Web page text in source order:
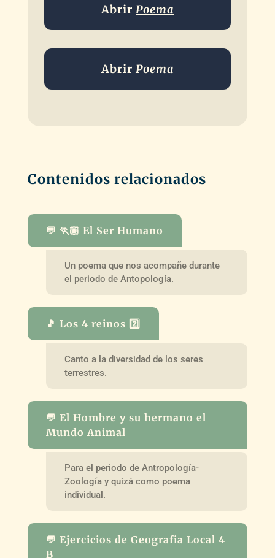
Abrir Poema
Abrir Poema
Contenidos relacionados
💬 🏃🏽 El Ser Humano
Un poema que nos acompañe durante
el periodo de Antopología.
🎵 Los 4 reinos 2️⃣
Canto a la diversidad de los seres
terrestres.
💬 El Hombre y su hermano el
Mundo Animal
Para el periodo de Antropología-
Zoología y quizá como poema
individual.
💬 Ejercicios de Geografia Local 4
B